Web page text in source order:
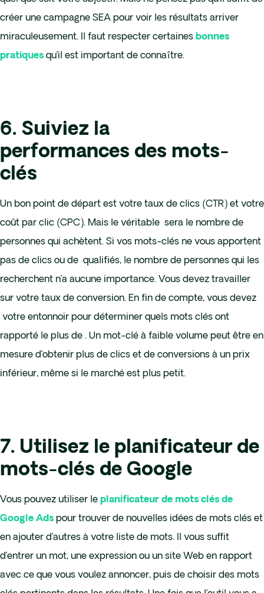
créer une campagne SEA pour voir les résultats arriver
miraculeusement. Il faut respecter certaines bonnes
pratiques qu’il est important de connaître.
6. Suiviez la
performances des mots-
clés
Un bon point de départ est votre taux de clics (CTR) et votre
coût par clic (CPC). Mais le véritable sera le nombre de
personnes qui achètent. Si vos mots-clés ne vous apportent
pas de clics ou de qualifiés, le nombre de personnes qui les
recherchent n’a aucune importance. Vous devez travailler
sur votre taux de conversion. En fin de compte, vous devez
votre entonnoir pour déterminer quels mots clés ont
rapporté le plus de . Un mot-clé à faible volume peut être en
mesure d’obtenir plus de clics et de conversions à un prix
inférieur, même si le marché est plus petit.
7. Utilisez le planificateur de
mots-clés de Google
Vous pouvez utiliser le planificateur de mots clés de
Google Ads pour trouver de nouvelles idées de mots clés et
en ajouter d’autres à votre liste de mots. Il vous suffit
d’entrer un mot, une expression ou un site Web en rapport
avec ce que vous voulez annoncer, puis de choisir des mots